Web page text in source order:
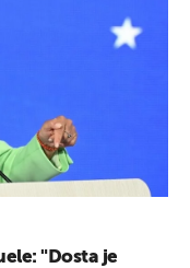
"Dosta je